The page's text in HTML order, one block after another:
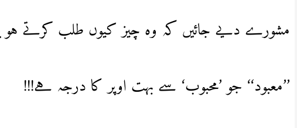
مشورے دیے جائیں کہ وہ چیز کیوں طلب کرتے ہو
’’معبود‘‘ جو ’محبوب‘ سے بہت اوپر کا درجہ ہے!!!